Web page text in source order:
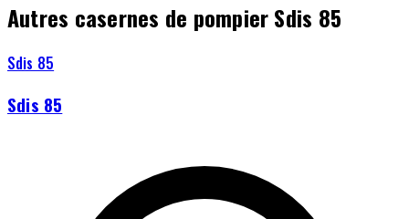
Autres casernes de pompier Sdis 85
Sdis 85
Sdis 85